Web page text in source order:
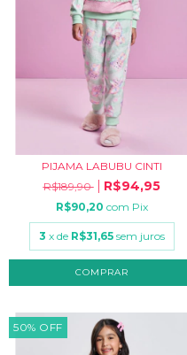
PIJAMA LABUBU CINTI
R$189,90
R$94,95
R$90,20 com Pix
3 x de R$31,65 sem juros
COMPRAR
50% OFF